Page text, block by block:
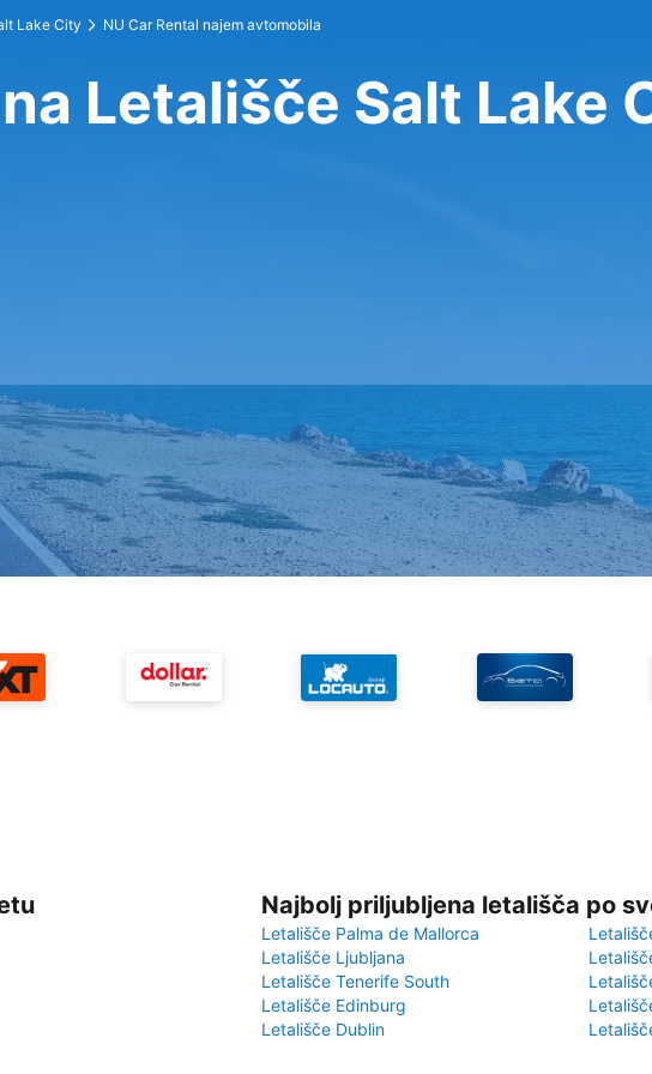
Lake City NU Car Rental najem avtomobila
Letališče Salt Lake
Najbolj priljubljena letališča po
Letališče Palma de Mallorca
Letališče Ljubljana
Letališče Tenerife South
Letališče Edinburg
Letališče Dublin